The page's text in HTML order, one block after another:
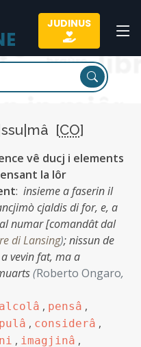
JUDINUS
[CO]
vê ducj i elements
la lôr
: insieme a faserin il
cjaldis di for, e, a
numar [comandât dal
di Lansing);nissun de
vevin fat, ma a
(Roberto Ongaro,
, pensâ ,
, considerâ ,
, imagjinâ ,